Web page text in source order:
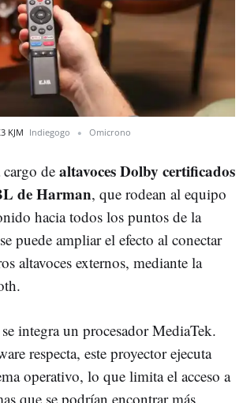
KJM Indiegogo Omicrono
de altavoces Dolby certificados
de Harman, que rodean al equipo
hacia todos los puntos de la
puede ampliar el efecto al conectar
altavoces externos, mediante la
integra un procesador MediaTek.
respecta, este proyector ejecuta
operativo, lo que limita el acceso a
que se podrían encontrar más